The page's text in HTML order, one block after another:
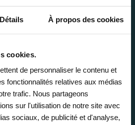
Détails À propos des cookies
cookies.
de personnaliser le contenu et
fonctionnalités relatives aux médias
trafic. Nous partageons
sur l'utilisation de notre site avec
sociaux, de publicité et d'analyse,
un
engagement, une
pour faire le point sur